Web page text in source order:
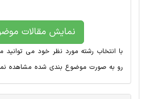
نمایش مقالات
با انتخاب رشته مورد نظر خود می توانید
رو به صورت موضوع بندی شده مشاهده